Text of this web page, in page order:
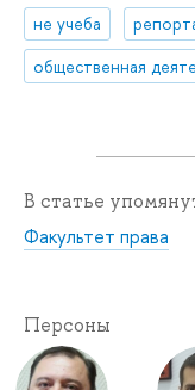
не учеба
общественная
В статье
Факультет права
Персоны